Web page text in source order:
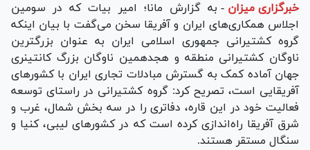
خبرگزاری میزان - به گزارش مانا؛ امیر بیات که در سومین
اجلاس همکاری‌های ایران و آفریقا سخن می‌گفت با بیان اینکه
گروه کشتیرانی جمهوری اسلامی ایران به عنوان بزرگترین
ناوگان کشتیرانی منطقه و هجدهمین ناوگان بزرگ کانتینری
جهان آماده کمک به گسترش مبادلات تجاری ایران با کشور‌های
آفریقایی است، تصریح کرد: گروه کشتیرانی در راستای توسعه
فعالیت خود در این قاره، دفاتری را در سه بخش شمال، غرب و
شرق آفریقا راه‌اندازی کرده است که در کشور‌های لیبی، کنیا و
سنگال مستقر هستند.